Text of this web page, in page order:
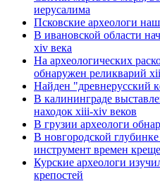
иерусалима
Псковские археологи
В ивановской области
xiv века
Hа археологических
обнаружен реликварий
Найден "древнерусский
В калининграде
находок xiii-xiv веков
В грузии археологи
В новгородской
инструмент времен
Курские археологи
крепостей